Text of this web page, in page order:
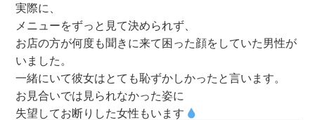
実際に、
メニューをずっと見て決められず、
お店の方が何度も聞きに来て困った顔をしていた男性が
いました。
一緒にいて彼女はとても恥ずかしかったと言います。
お見合いでは見られなかった姿に
失望してお断りした女性もいます